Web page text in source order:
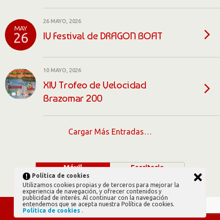
Política de cookies
Utilizamos cookies propias y de terceros para mejorar la
experiencia de navegación, y ofrecer contenidos y
publicidad de interés. Al continuar con la navegación
entendemos que se acepta nuestra Política de cookies.
Política de cookies .
MAY
26
26 MAYO, 2026
IV Festival de DRAGON BOAT
10 MAYO, 2026
XIV Trofeo de Velocidad
Brazomar 200
Cargar Más Entradas…
Móvil Escritorio